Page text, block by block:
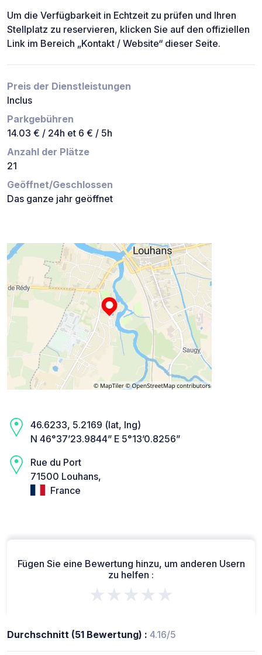
Um die Verfügbarkeit in Echtzeit zu prüfen und Ihren
Stellplatz zu reservieren, klicken Sie auf den offiziellen
Link im Bereich „Kontakt / Website“ dieser Seite.
Preis der Dienstleistungen
Inclus
Parkgebühren
14.03 € / 24h et 6 € / 5h
Anzahl der Plätze
21
Geöffnet/Geschlossen
Das ganze jahr geöffnet
46.6233, 5.2169 (lat, lng)
N 46°37’23.9844” E 5°13’0.8256”
Rue du Port
71500 Louhans,
France
Fügen Sie eine Bewertung hinzu, um anderen Usern
zu helfen :
★★★★★
Durchschnitt (51 Bewertung) : 4.16/5